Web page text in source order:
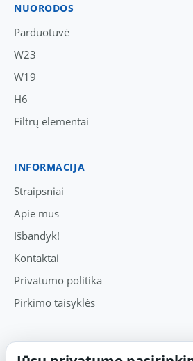
NUORODOS
Parduotuvė
W23
W19
H6
Filtrų elementai
INFORMACIJA
Straipsniai
Apie mus
Išbandyk!
Kontaktai
Privatumo politika
Pirkimo taisyklės